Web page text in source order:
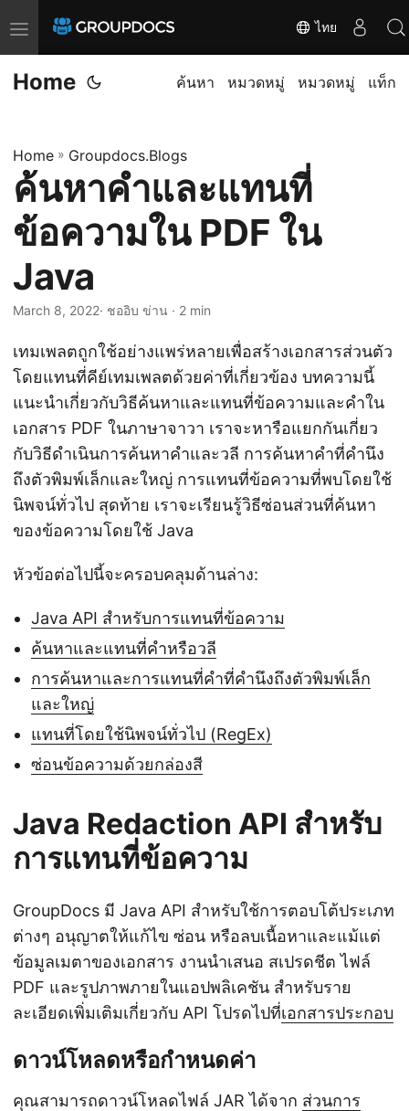
T
o
g
e
n
a
v
g
a
i
ไทย
Home ค้นหา หมวดหมู่ หมวดหมู่ แท็ก
Home » Groupdocs.Blogs
ค้นหาคำและแทนที่
ข้อความใน PDF ใน
Java
March 8, 2022· ชออิบ ข่าน · 2 min
เทมเพลตถูกใช้อย่างแพร่หลายเพื่อสร้างเอกสารส่วนตัว
โดยแทนที่คีย์เทมเพลตด้วยค่าที่เกี่ยวข้อง บทความนี้
แนะนำเกี่ยวกับวิธีค้นหาและแทนที่ข้อความและคำใน
เอกสาร PDF ในภาษาจาวา เราจะหารือแยกกันเกี่ยว
กับวิธีดำเนินการค้นหาคำและวลี การค้นหาคำที่คำนึง
ถึงตัวพิมพ์เล็กและใหญ่ การแทนที่ข้อความที่พบโดยใช้
นิพจน์ทั่วไป สุดท้าย เราจะเรียนรู้วิธีซ่อนส่วนที่ค้นหา
ของข้อความโดยใช้ Java
หัวข้อต่อไปนี้จะครอบคลุมด้านล่าง:
Java API สำหรับการแทนที่ข้อความ
ค้นหาและแทนที่คำหรือวลี
การค้นหาและการแทนที่คำที่คำนึงถึงตัวพิมพ์เล็ก
และใหญ่
แทนที่โดยใช้นิพจน์ทั่วไป (RegEx)
ซ่อนข้อความด้วยกล่องสี
Java Redaction API สำหรับ
การแทนที่ข้อความ
GroupDocs มี Java API สำหรับใช้การตอบโต้ประเภท
ต่างๆ อนุญาตให้แก้ไข ซ่อน หรือลบเนื้อหาและแม้แต่
ข้อมูลเมตาของเอกสาร งานนำเสนอ สเปรดชีต ไฟล์
PDF และรูปภาพภายในแอปพลิเคชัน สำหรับราย
ละเอียดเพิ่มเติมเกี่ยวกับ API โปรดไปที่เอกสารประกอบ
ดาวน์โหลดหรือกำหนดค่า
คุณสามารถดาวน์โหลดไฟล์ JAR ได้จาก ส่วนการ